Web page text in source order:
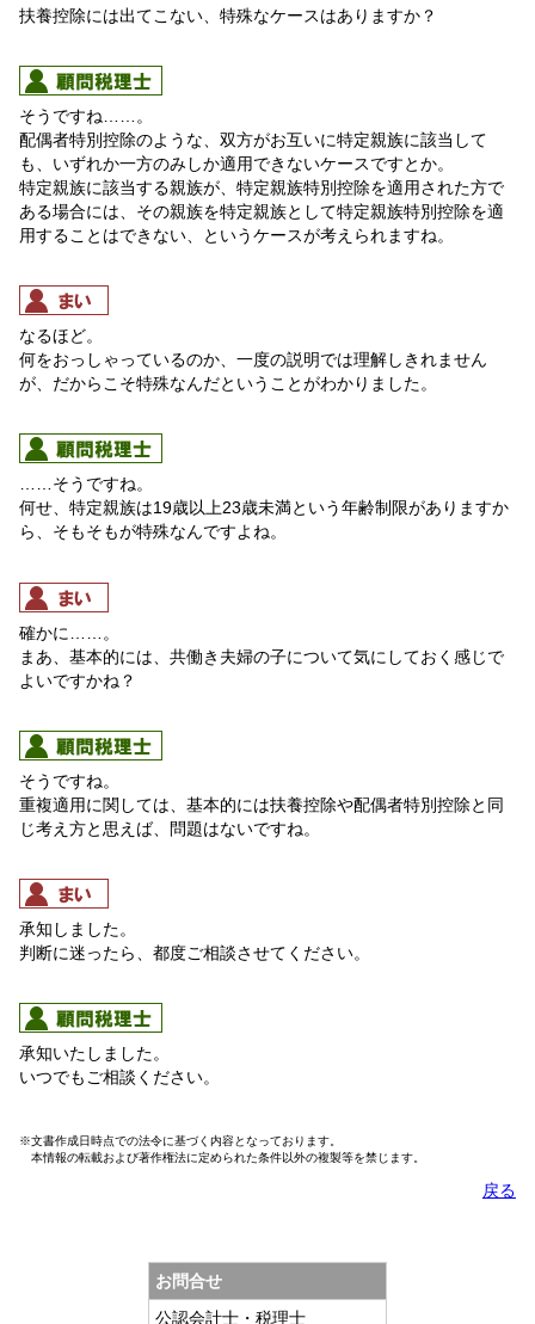
扶養控除には出てこない、特殊なケースはありますか？
そうですね……。
配偶者特別控除のような、双方がお互いに特定親族に該当して
も、いずれか一方のみしか適用できないケースですとか。
特定親族に該当する親族が、特定親族特別控除を適用された方で
ある場合には、その親族を特定親族として特定親族特別控除を適
用することはできない、というケースが考えられますね。
なるほど。
何をおっしゃっているのか、一度の説明では理解しきれません
が、だからこそ特殊なんだということがわかりました。
……そうですね。
何せ、特定親族は19歳以上23歳未満という年齢制限がありますか
ら、そもそもが特殊なんですよね。
確かに……。
まあ、基本的には、共働き夫婦の子について気にしておく感じで
よいですかね？
そうですね。
重複適用に関しては、基本的には扶養控除や配偶者特別控除と同
じ考え方と思えば、問題はないですね。
承知しました。
判断に迷ったら、都度ご相談させてください。
承知いたしました。
いつでもご相談ください。
※文書作成日時点での法令に基づく内容となっております。
本情報の転載および著作権法に定められた条件以外の複製等を禁じます。
戻る
お問合せ
公認会計士・税理士